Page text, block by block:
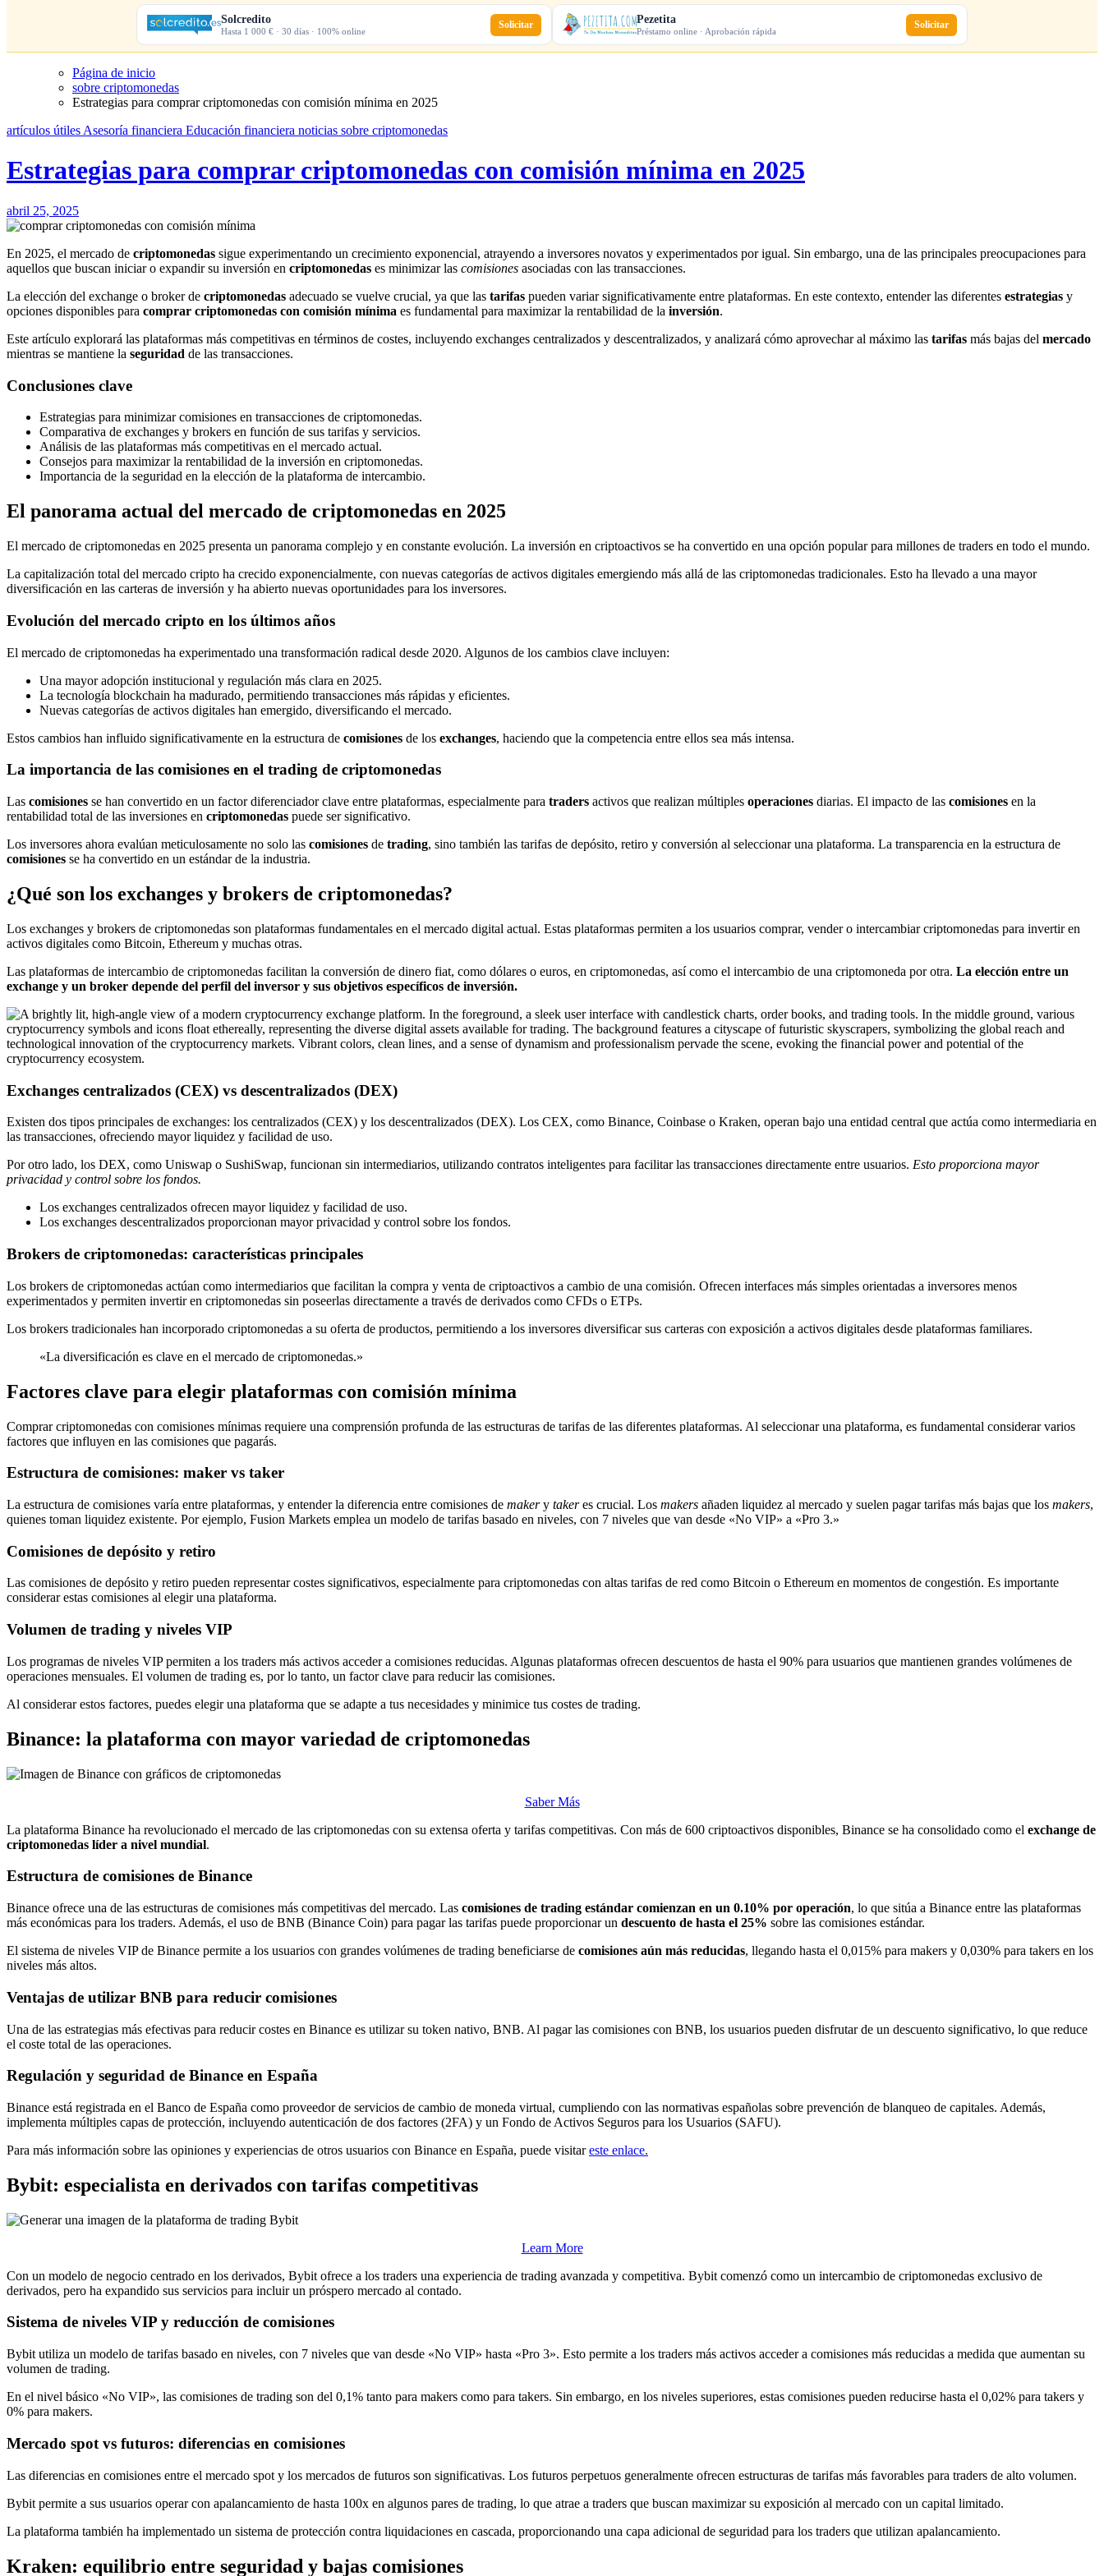
Solcredito
Hasta 1 000 € · 30 días · 100% online
Solicitar Pezetita
Préstamo online · Aprobación rápida
Solicitar
Página de inicio
sobre criptomonedas
Estrategias para comprar criptomonedas con comisión mínima en 2025
artículos útiles Asesoría financiera Educación financiera noticias sobre criptomonedas
Estrategias para comprar criptomonedas con comisión mínima en 2025
abril 25, 2025
En 2025, el mercado de criptomonedas sigue experimentando un crecimiento exponencial, atrayendo a inversores novatos y experimentados por igual. Sin embargo, una de las principales preocupaciones para
aquellos que buscan iniciar o expandir su inversión en criptomonedas es minimizar las comisiones asociadas con las transacciones.
La elección del exchange o broker de criptomonedas adecuado se vuelve crucial, ya que las tarifas pueden variar significativamente entre plataformas. En este contexto, entender las diferentes estrategias y
opciones disponibles para comprar criptomonedas con comisión mínima es fundamental para maximizar la rentabilidad de la inversión.
Este artículo explorará las plataformas más competitivas en términos de costes, incluyendo exchanges centralizados y descentralizados, y analizará cómo aprovechar al máximo las tarifas más bajas del mercado
mientras se mantiene la seguridad de las transacciones.
Conclusiones clave
Estrategias para minimizar comisiones en transacciones de criptomonedas.
Comparativa de exchanges y brokers en función de sus tarifas y servicios.
Análisis de las plataformas más competitivas en el mercado actual.
Consejos para maximizar la rentabilidad de la inversión en criptomonedas.
Importancia de la seguridad en la elección de la plataforma de intercambio.
El panorama actual del mercado de criptomonedas en 2025
El mercado de criptomonedas en 2025 presenta un panorama complejo y en constante evolución. La inversión en criptoactivos se ha convertido en una opción popular para millones de traders en todo el mundo.
La capitalización total del mercado cripto ha crecido exponencialmente, con nuevas categorías de activos digitales emergiendo más allá de las criptomonedas tradicionales. Esto ha llevado a una mayor
diversificación en las carteras de inversión y ha abierto nuevas oportunidades para los inversores.
Evolución del mercado cripto en los últimos años
El mercado de criptomonedas ha experimentado una transformación radical desde 2020. Algunos de los cambios clave incluyen:
Una mayor adopción institucional y regulación más clara en 2025.
La tecnología blockchain ha madurado, permitiendo transacciones más rápidas y eficientes.
Nuevas categorías de activos digitales han emergido, diversificando el mercado.
Estos cambios han influido significativamente en la estructura de comisiones de los exchanges, haciendo que la competencia entre ellos sea más intensa.
La importancia de las comisiones en el trading de criptomonedas
Las comisiones se han convertido en un factor diferenciador clave entre plataformas, especialmente para traders activos que realizan múltiples operaciones diarias. El impacto de las comisiones en la
rentabilidad total de las inversiones en criptomonedas puede ser significativo.
Los inversores ahora evalúan meticulosamente no solo las comisiones de trading, sino también las tarifas de depósito, retiro y conversión al seleccionar una plataforma. La transparencia en la estructura de
comisiones se ha convertido en un estándar de la industria.
¿Qué son los exchanges y brokers de criptomonedas?
Los exchanges y brokers de criptomonedas son plataformas fundamentales en el mercado digital actual. Estas plataformas permiten a los usuarios comprar, vender o intercambiar criptomonedas para invertir en
activos digitales como Bitcoin, Ethereum y muchas otras.
Las plataformas de intercambio de criptomonedas facilitan la conversión de dinero fiat, como dólares o euros, en criptomonedas, así como el intercambio de una criptomoneda por otra. La elección entre un
exchange y un broker depende del perfil del inversor y sus objetivos específicos de inversión.
Exchanges centralizados (CEX) vs descentralizados (DEX)
Existen dos tipos principales de exchanges: los centralizados (CEX) y los descentralizados (DEX). Los CEX, como Binance, Coinbase o Kraken, operan bajo una entidad central que actúa como intermediaria en
las transacciones, ofreciendo mayor liquidez y facilidad de uso.
Por otro lado, los DEX, como Uniswap o SushiSwap, funcionan sin intermediarios, utilizando contratos inteligentes para facilitar las transacciones directamente entre usuarios. Esto proporciona mayor
privacidad y control sobre los fondos.
Los exchanges centralizados ofrecen mayor liquidez y facilidad de uso.
Los exchanges descentralizados proporcionan mayor privacidad y control sobre los fondos.
Brokers de criptomonedas: características principales
Los brokers de criptomonedas actúan como intermediarios que facilitan la compra y venta de criptoactivos a cambio de una comisión. Ofrecen interfaces más simples orientadas a inversores menos
experimentados y permiten invertir en criptomonedas sin poseerlas directamente a través de derivados como CFDs o ETPs.
Los brokers tradicionales han incorporado criptomonedas a su oferta de productos, permitiendo a los inversores diversificar sus carteras con exposición a activos digitales desde plataformas familiares.
«La diversificación es clave en el mercado de criptomonedas.»
Factores clave para elegir plataformas con comisión mínima
Comprar criptomonedas con comisiones mínimas requiere una comprensión profunda de las estructuras de tarifas de las diferentes plataformas. Al seleccionar una plataforma, es fundamental considerar varios
factores que influyen en las comisiones que pagarás.
Estructura de comisiones: maker vs taker
La estructura de comisiones varía entre plataformas, y entender la diferencia entre comisiones de makery takeres crucial. Los makers añaden liquidez al mercado y suelen pagar tarifas más bajas que los makers,
quienes toman liquidez existente. Por ejemplo, Fusion Markets emplea un modelo de tarifas basado en niveles, con 7 niveles que van desde «No VIP» a «Pro 3.»
Comisiones de depósito y retiro
Las comisiones de depósito y retiro pueden representar costes significativos, especialmente para criptomonedas con altas tarifas de red como Bitcoin o Ethereum en momentos de congestión. Es importante
considerar estas comisiones al elegir una plataforma.
Volumen de trading y niveles VIP
Los programas de niveles VIP permiten a los traders más activos acceder a comisiones reducidas. Algunas plataformas ofrecen descuentos de hasta el 90% para usuarios que mantienen grandes volúmenes de
operaciones mensuales. El volumen de trading es, por lo tanto, un factor clave para reducir las comisiones.
Al considerar estos factores, puedes elegir una plataforma que se adapte a tus necesidades y minimice tus costes de trading.
Binance: la plataforma con mayor variedad de criptomonedas
Saber Más
La plataforma Binance ha revolucionado el mercado de las criptomonedas con su extensa oferta y tarifas competitivas. Con más de 600 criptoactivos disponibles, Binance se ha consolidado como el exchange de
criptomonedas líder a nivel mundial.
Estructura de comisiones de Binance
Binance ofrece una de las estructuras de comisiones más competitivas del mercado. Las comisiones de trading estándar comienzan en un 0.10% por operación, lo que sitúa a Binance entre las plataformas
más económicas para los traders. Además, el uso de BNB (Binance Coin) para pagar las tarifas puede proporcionar un descuento de hasta el 25% sobre las comisiones estándar.
El sistema de niveles VIP de Binance permite a los usuarios con grandes volúmenes de trading beneficiarse de comisiones aún más reducidas, llegando hasta el 0,015% para makers y 0,030% para takers en los
niveles más altos.
Ventajas de utilizar BNB para reducir comisiones
Una de las estrategias más efectivas para reducir costes en Binance es utilizar su token nativo, BNB. Al pagar las comisiones con BNB, los usuarios pueden disfrutar de un descuento significativo, lo que reduce
el coste total de las operaciones.
Regulación y seguridad de Binance en España
Binance está registrada en el Banco de España como proveedor de servicios de cambio de moneda virtual, cumpliendo con las normativas españolas sobre prevención de blanqueo de capitales. Además,
implementa múltiples capas de protección, incluyendo autenticación de dos factores (2FA) y un Fondo de Activos Seguros para los Usuarios (SAFU).
Para más información sobre las opiniones y experiencias de otros usuarios con Binance en España, puede visitareste enlace.
Bybit: especialista en derivados con tarifas competitivas
Learn More
Con un modelo de negocio centrado en los derivados, Bybit ofrece a los traders una experiencia de trading avanzada y competitiva. Bybit comenzó como un intercambio de criptomonedas exclusivo de
derivados, pero ha expandido sus servicios para incluir un próspero mercado al contado.
Sistema de niveles VIP y reducción de comisiones
Bybit utiliza un modelo de tarifas basado en niveles, con 7 niveles que van desde «No VIP» hasta «Pro 3». Esto permite a los traders más activos acceder a comisiones más reducidas a medida que aumentan su
volumen de trading.
En el nivel básico «No VIP», las comisiones de trading son del 0,1% tanto para makers como para takers. Sin embargo, en los niveles superiores, estas comisiones pueden reducirse hasta el 0,02% para takers y
0% para makers.
Mercado spot vs futuros: diferencias en comisiones
Las diferencias en comisiones entre el mercado spot y los mercados de futuros son significativas. Los futuros perpetuos generalmente ofrecen estructuras de tarifas más favorables para traders de alto volumen.
Bybit permite a sus usuarios operar con apalancamiento de hasta 100x en algunos pares de trading, lo que atrae a traders que buscan maximizar su exposición al mercado con un capital limitado.
La plataforma también ha implementado un sistema de protección contra liquidaciones en cascada, proporcionando una capa adicional de seguridad para los traders que utilizan apalancamiento.
Kraken: equilibrio entre seguridad y bajas comisiones